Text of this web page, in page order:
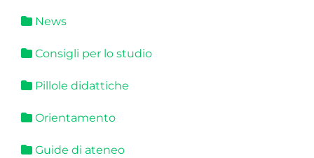
News
Consigli per lo studio
Pillole didattiche
Orientamento
Guide di ateneo